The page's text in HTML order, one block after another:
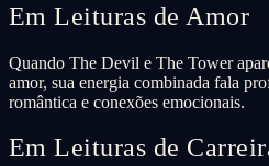
Em Leituras de Amor
Quando The Devil e The Tower
amor, sua energia combinada fala
romântica e conexões emocionais.
Em Leituras de